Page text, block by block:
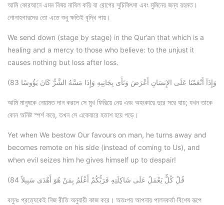
আমি কোরআনে এমন বিষয় নাযিল করি যা রোগের সুচিকিৎসা এবং মুমিনের জন্য রহমত।
গোনাহগারদের তো এতে শুধু ক্ষতিই বৃদ্ধি পায়।
We send down (stage by stage) in the Qur’an that which is a
healing and a mercy to those who believe: to the unjust it
causes nothing but loss after loss.
(83 وَإِذَآ أَنْعَمْنَا عَلَى الإِنسَانِ أَعْرَضَ وَنَأَى بِجَانِبِهِ وَإِذَا مَسَّهُ الشَّرُّ كَانَ يَؤُوسًا
আমি মানুষকে নেয়ামত দান করলে সে মুখ ফিরিয়ে নেয় এবং অহংকারে দুরে সরে যায়; যখন তাকে
কোন অনিষ্ট স্পর্শ করে, তখন সে একেবারে হতাশ হয়ে পড়ে।
Yet when We bestow Our favours on man, he turns away and
becomes remote on his side (instead of coming to Us), and
when evil seizes him he gives himself up to despair!
(84 قُلْ كُلٌّ يَعْمَلُ عَلَى شَاكِلَتِهِ فَرَبُّكُمْ أَعْلَمُ بِمَنْ هُوَ أَهْدَى سَبِيلاً
বলুনঃ প্রত্যেকেই নিজ রীতি অনুযায়ী কাজ করে। অতঃপর আপনার পালনকর্তা বিশেষ রূপে